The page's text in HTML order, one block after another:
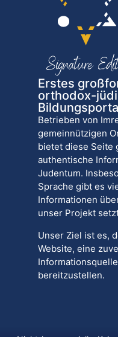
Erstes
orthodox-
Betrieben von
gemeinnützigen
bietet diese Seite
authentische
Judentum.
Sprache gibt es
Informationen
unser Projekt
Unser Ziel ist es,
Website, eine
bereitzustellen.